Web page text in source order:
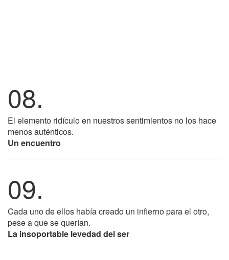
08.
El elemento ridículo en nuestros sentimientos no los hace
menos auténticos.
Un encuentro
09.
Cada uno de ellos había creado un infierno para el otro,
pese a que se querían.
La insoportable levedad del ser